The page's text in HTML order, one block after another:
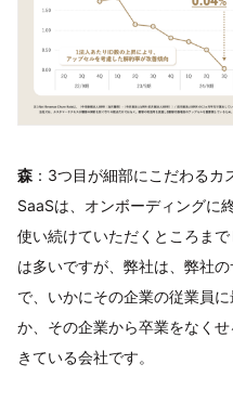
森 ：3つ目が細部にこだわる
SaaSは、オンボーディングに
使い続けていただくところま
は多いですが、弊社は、弊社
で、いかにその企業の従業員
か、その企業から卒業をなく
きている会社です。